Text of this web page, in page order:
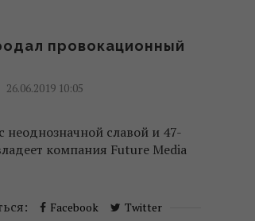
провокационный
26.06.2019 10:05
неоднозначной славой и 47-
компания Future Media
Facebook Twitter